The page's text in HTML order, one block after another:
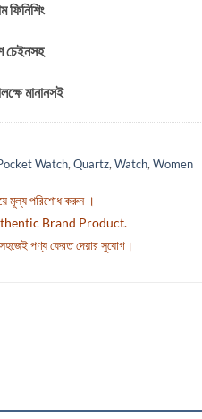
ফিনিশিং
চেইনসহ
মানানসই
Watch, Quartz, Watch, Women
মূল্য পরিশোধ করুন ।
Brand Product.
সহজেই পণ্য ফেরত দেয়ার সুযোগ।